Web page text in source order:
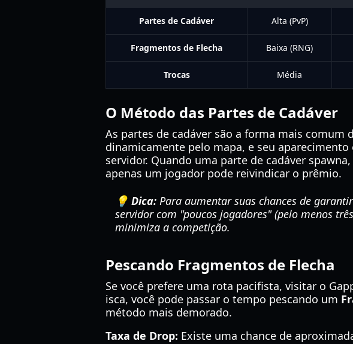
Partes de Cadáver Alta (PvP)
Fragmentos de Flecha Baixa (RNG)
Trocas Média
O Método das Partes de Cadáver
As partes de cadáver são a forma mais comum
dinamicamente pelo mapa, e seu
servidor. Quando uma parte de cadáver
apenas um jogador pode reivindicar o prêmio.
💡 Dica: Para aumentar suas chances de
servidor com "poucos jogadores" (pelo menos
minimiza a competição.
Pescando Fragmentos de Flecha
Se você prefere uma rota pacifista, visitar o
isca, você pode passar o tempo pescando um
método mais demorado.
Taxa de Drop: Existe uma chance de